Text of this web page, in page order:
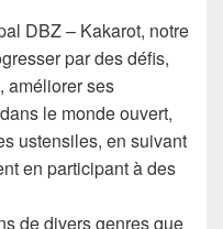
DBZ – Kakarot, notre
par des défis,
améliorer ses
le monde ouvert,
ustensiles, en suivant
en participant à des
de divers genres que